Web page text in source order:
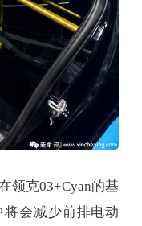
领克03+Cyan的基
会减少前排电动